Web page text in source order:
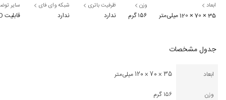
ابعاد
35 × 70 × 120 میلی‌متر
وزن
۱۵۶ گرم
ظرفیت باتری
ندارد
شبکه وای فای
ندارد
سایر
قابلیت PD | فناوری GaN
جدول مشخصات
ابعاد
35 × 70 × 120 میلی‌متر
وزن
۱۵۶ گرم